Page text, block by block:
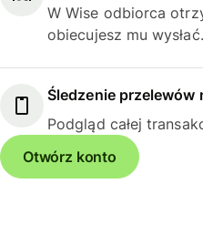
W Wise odbiorca
obiecujesz mu wysłać.
Śledzenie przelewów
Podgląd całej
Otwórz konto